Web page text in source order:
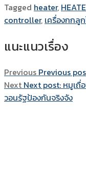
Tagged heater,
controller, เครื่องกกลู
แนะแนวเรื่อง
Previous Previous
Next Next post: หมูเถื่
วอนรัฐป้องกันจริงจัง